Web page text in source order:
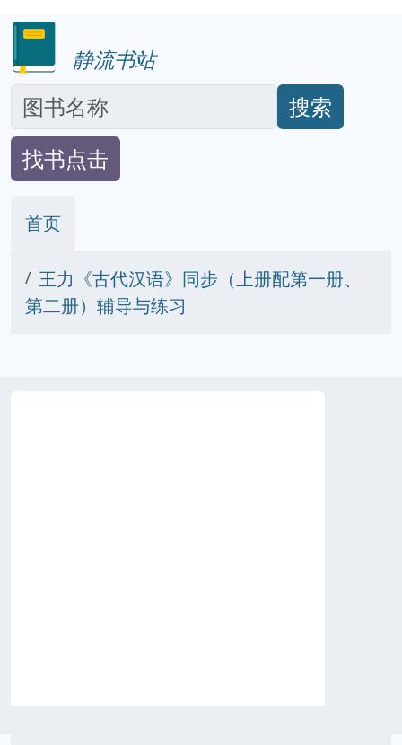
静流书站
搜索
找书点击
首页
王力《古代汉语》同步（上册配第一册、
第二册）辅导与练习